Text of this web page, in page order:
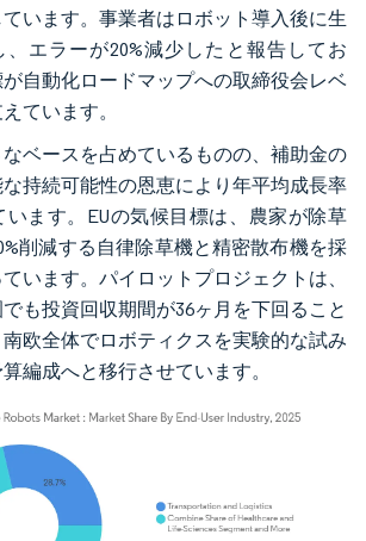
います。事業者はロボット導入後に生
、エラーが20%減少したと報告してお
自動化ロードマップへの取締役会レベ
ています。
ベースを占めているものの、補助金の
持続可能性の恩恵により年平均成長率
います。EUの気候目標は、農家が除草
削減する自律除草機と精密散布機を採
います。パイロットプロジェクトは、
も投資回収期間が36ヶ月を下回ること
欧全体でロボティクスを実験的な試み
編成へと移行させています。